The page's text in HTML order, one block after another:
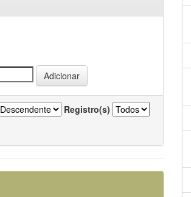
Registro(s)